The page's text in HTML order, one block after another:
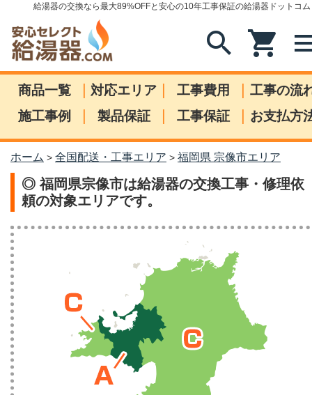
給湯器の交換なら最大89%OFFと安心の10年工事保証の給湯器ドットコム
search shopping_cart
商品一覧 | 対応エリア | 工事費用 | 工事の流
施工事例
| 製品保証 | 工事保証 | お支払方
ホーム > 全国配送・工事エリア > 福岡県 宗像市エリア
◎ 福岡県宗像市は給湯器の交換工事・修理依
頼の対象エリアです。